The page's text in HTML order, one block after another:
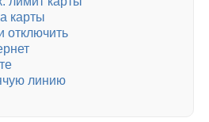
карты
отключить
линию